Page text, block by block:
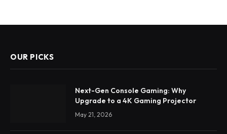
OUR PICKS
Next-Gen Console Gaming: Why
Upgrade to a 4K Gaming Projector
May 21, 2026